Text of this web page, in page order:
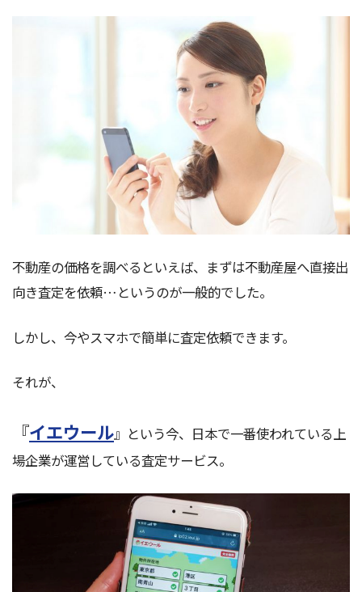
不動産の価格を調べるといえば、まずは不動産屋へ直接出
向き査定を依頼…というのが一般的でした。
しかし、今やスマホで簡単に査定依頼できます。
それが、
『イエウール』という今、日本で一番使われている上
場企業が運営している査定サービス。